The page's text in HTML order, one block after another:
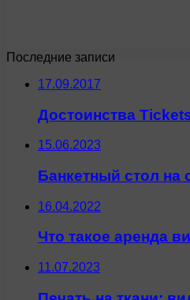
Последние записи
17.09.2017
Достоинства
15.06.2023
Банкетный стол на
16.04.2022
Что такое аренда
11.07.2023